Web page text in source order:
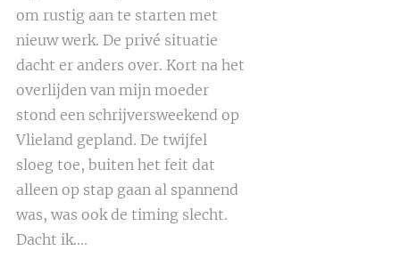
om rustig aan te starten met
nieuw werk. De privé situatie
dacht er anders over. Kort na het
overlijden van mijn moeder
stond een schrijversweekend op
Vlieland gepland. De twijfel
sloeg toe, buiten het feit dat
alleen op stap gaan al spannend
was, was ook de timing slecht.
Dacht ik....